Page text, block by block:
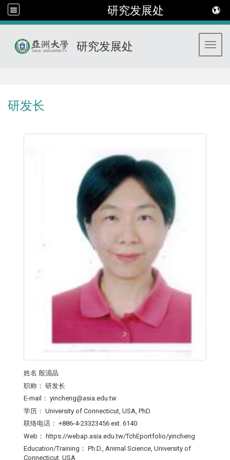
研究发展处
研究发展处
研发长
姓名 殷湄晶
职称： 研发长
E-mail： yincheng@asia.edu.tw
学历： University of Connecticut, USA, PhD.
联络电话： +886-4-23323456 ext. 6140
Web：
https://webap.asia.edu.tw/TchEportfolio/yincheng
Education/Training： Ph.D., Animal Science, University of
Connecticut, USA